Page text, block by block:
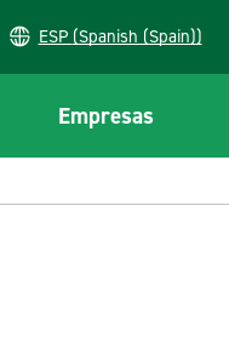
ESP (Spanish (Spain))
Empresas